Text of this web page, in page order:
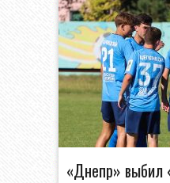
«Днепр» выбил